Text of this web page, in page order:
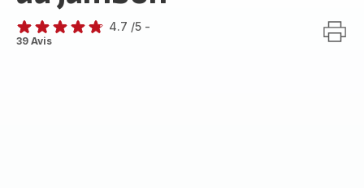
ratings.4.7
4.7 /5 -
39 Avis